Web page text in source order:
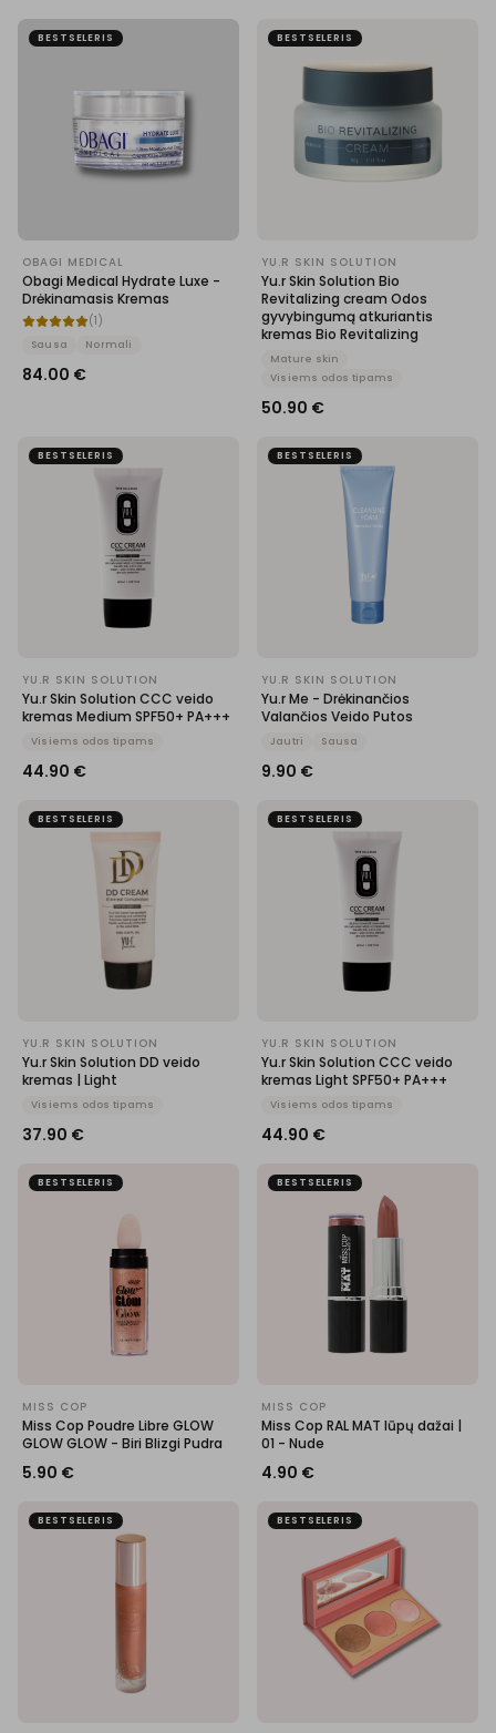
BESTSELERIS
OBAGI MEDICAL
Obagi Medical Hydrate Luxe -
Drėkinamasis Kremas
(1 )
Sausa Normali
84.00 €
BESTSELERIS
YU.R SKIN SOLUTION
Yu.r Skin Solution Bio
Revitalizing cream Odos
gyvybingumą atkuriantis
kremas Bio Revitalizing
Mature skin
Visiems odos tipams
50.90 €
BESTSELERIS
YU.R SKIN SOLUTION
Yu.r Skin Solution CCC veido
kremas Medium SPF50+ PA+++
Visiems odos tipams
44.90 €
BESTSELERIS
YU.R SKIN SOLUTION
Yu.r Me - Drėkinančios
Valančios Veido Putos
Jautri Sausa
9.90 €
BESTSELERIS
YU.R SKIN SOLUTION
Yu.r Skin Solution DD veido
kremas | Light
Visiems odos tipams
37.90 €
BESTSELERIS
YU.R SKIN SOLUTION
Yu.r Skin Solution CCC veido
kremas Light SPF50+ PA+++
Visiems odos tipams
44.90 €
BESTSELERIS
MISS COP
Miss Cop Poudre Libre GLOW
GLOW GLOW - Biri Blizgi Pudra
5.90 €
BESTSELERIS
MISS COP
Miss Cop RAL MAT lūpų dažai |
01 - Nude
4.90 €
BESTSELERIS BESTSELERIS